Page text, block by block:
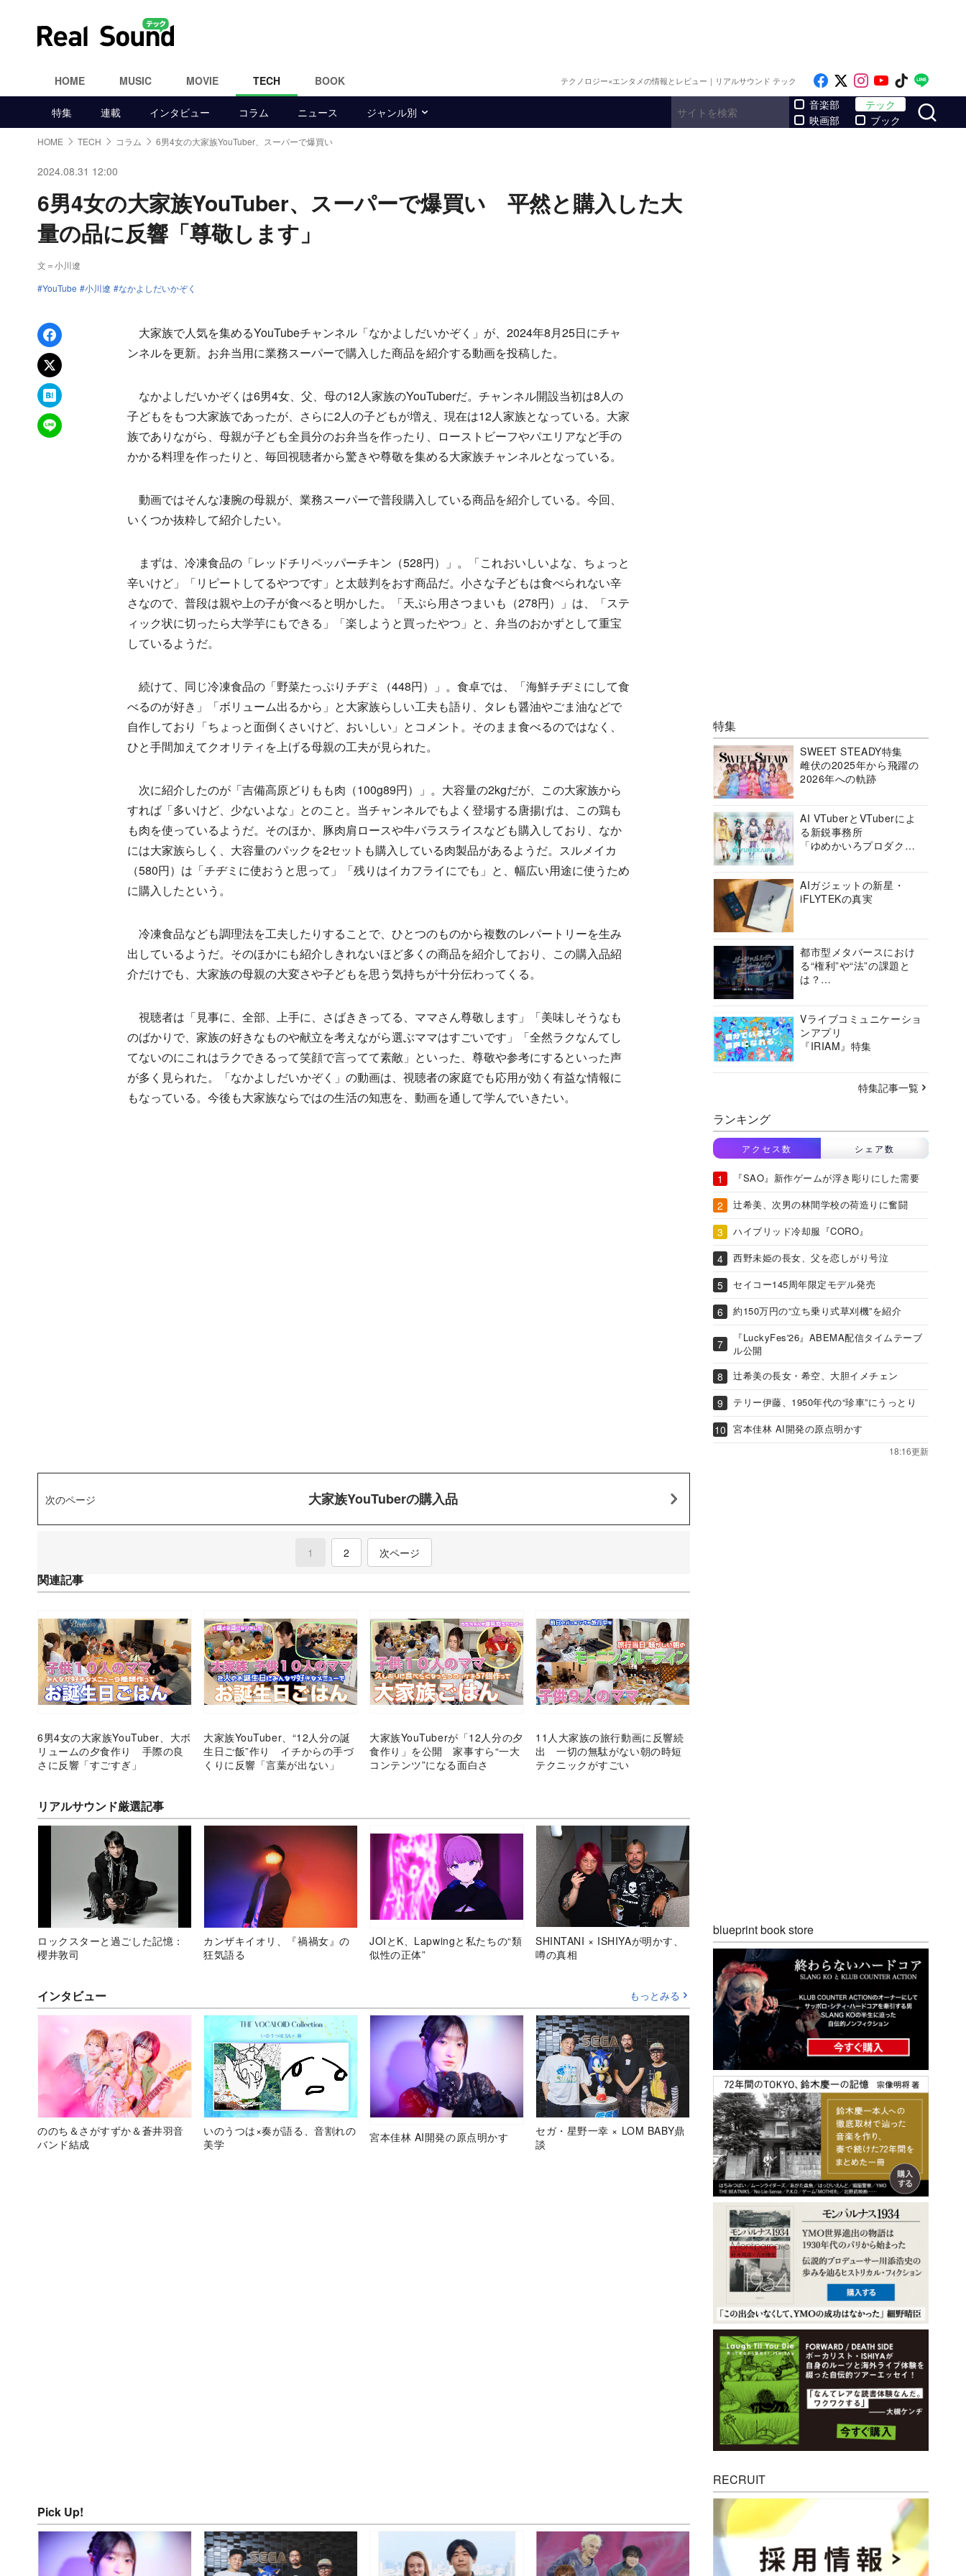
HOME MUSIC MOVIE TECH BOOK テクノロジー×エンタメの情報とレビュー｜リアルサウンド テック Like on Facebook
Follow on x
Follow on
Follow on
Follow
特集 連載 インタビュー コラム ニュース ジャンル別
音楽部
映画部
テック
ブック
HOME TECH コラム 6男4女の大家族YouTuber、スーパーで爆買い
2024.08.31 12:00
6男4女の大家族YouTuber、スーパーで爆買い 平然と購入した大
量の品に反響「尊敬します」
文＝小川遼
YouTube
小川遼 なかよしだいかぞく
Facebookでシェア
xでポスト
はてなブックマーク
LINEで送る
大家族で人気を集めるYouTubeチャンネル「なかよしだいかぞく」が、2024年8月25日にチャ
ンネルを更新。お弁当用に業務スーパーで購入した商品を紹介する動画を投稿した。
なかよしだいかぞくは6男4女、父、母の12人家族のYouTuberだ。チャンネル開設当初は8人の
子どもをもつ大家族であったが、さらに2人の子どもが増え、現在は12人家族となっている。大家
族でありながら、母親が子ども全員分のお弁当を作ったり、ローストビーフやパエリアなど手の
かかる料理を作ったりと、毎回視聴者から驚きや尊敬を集める大家族チャンネルとなっている。
動画ではそんな凄腕の母親が、業務スーパーで普段購入している商品を紹介している。今回、
いくつか抜粋して紹介したい。
まずは、冷凍食品の「レッドチリペッパーチキン（528円）」。「これおいしいよな、ちょっと
辛いけど」「リピートしてるやつです」と太鼓判をおす商品だ。小さな子どもは食べられない辛
さなので、普段は親や上の子が食べると明かした。「天ぷら用さつまいも（278円）」は、「ステ
ィック状に切ったら大学芋にもできる」「楽しようと買ったやつ」と、弁当のおかずとして重宝
しているようだ。
続けて、同じ冷凍食品の「野菜たっぷりチヂミ（448円）」。食卓では、「海鮮チヂミにして食
べるのが好き」「ボリューム出るから」と大家族らしい工夫も語り、タレも醤油やごま油などで
自作しており「ちょっと面倒くさいけど、おいしい」とコメント。そのまま食べるのではなく、
ひと手間加えてクオリティを上げる母親の工夫が見られた。
次に紹介したのが「吉備高原どりもも肉（100g89円）」。大容量の2kgだが、この大家族から
すれば「多いけど、少ないよな」とのこと。当チャンネルでもよく登場する唐揚げは、この鶏も
も肉を使っているようだ。そのほか、豚肉肩ロースや牛バラスライスなども購入しており、なか
には大家族らしく、大容量のパックを2セットも購入している肉製品があるようだ。スルメイカ
（580円）は「チヂミに使おうと思って」「残りはイカフライにでも」と、幅広い用途に使うため
に購入したという。
冷凍食品なども調理法を工夫したりすることで、ひとつのものから複数のレパートリーを生み
出しているようだ。そのほかにも紹介しきれないほど多くの商品を紹介しており、この購入品紹
介だけでも、大家族の母親の大変さや子どもを思う気持ちが十分伝わってくる。
視聴者は「見事に、全部、上手に、さばききってる、ママさん尊敬します」「美味しそうなも
のばかりで、家族の好きなものや献立を考えながら選ぶママはすごいです」「全然ラクなんてし
てないのにこれはラクできるって笑顔で言ってて素敵」といった、尊敬や参考にするといった声
が多く見られた。「なかよしだいかぞく」の動画は、視聴者の家庭でも応用が効く有益な情報に
もなっている。今後も大家族ならではの生活の知恵を、動画を通して学んでいきたい。
次のページ 大家族YouTuberの購入品
1 (current)
2 次ページ
関連記事
6男4女の大家族YouTuber、大ボ
リュームの夕食作り 手際の良
さに反響「すごすぎ」
大家族YouTuber、“12人分の誕
生日ご飯”作り イチからの手づ
くりに反響「言葉が出ない」
大家族YouTuberが「12人分の夕
食作り」を公開 家事すら“一大
コンテンツ”になる面白さ
11人大家族の旅行動画に反響続
出 一切の無駄がない朝の時短
テクニックがすごい
リアルサウンド厳選記事
ロックスターと過ごした記憶：
櫻井敦司
カンザキイオリ、『禍禍女』の
狂気語る
JOIとK、Lapwingと私たちの“類
似性の正体”
SHINTANI × ISHIYAが明かす、
噂の真相
インタビュー もっとみる
ののち＆さがすずか＆蒼井羽音
バンド結成
いのうつは×奏が語る、音割れの
美学
宮本佳林 AI開発の原点明かす
セガ・星野一幸 × LOM BABY鼎
談
Pick Up!
特集
SWEET STEADY特集
雌伏の2025年から飛躍の
2026年への軌跡
AI VTuberとVTuberによ
る新鋭事務所
「ゆめかいろプロダクシ
AIガジェットの新星・
iFLYTEKの真実
都市型メタバースにおけ
る“権利”や“法”の課題と
は？
ーシアムの挑戦に迫る
Vライブコミュニケーショ
ンアプリ
『IRIAM』特集
特集記事一覧
ランキング
アクセス数 シェア数
『SAO』新作ゲームが浮き彫りにした需要
辻希美、次男の林間学校の荷造りに奮闘
ハイブリッド冷却服『CORO』
西野未姫の長女、父を恋しがり号泣
セイコー145周年限定モデル発売
約150万円の“立ち乗り式草刈機”を紹介
『LuckyFes'26』ABEMA配信タイムテーブ
ル公開
辻希美の長女・希空、大胆イメチェン
テリー伊藤、1950年代の“珍車”にうっとり
宮本佳林 AI開発の原点明かす
18:16更新
blueprint book store
RECRUIT